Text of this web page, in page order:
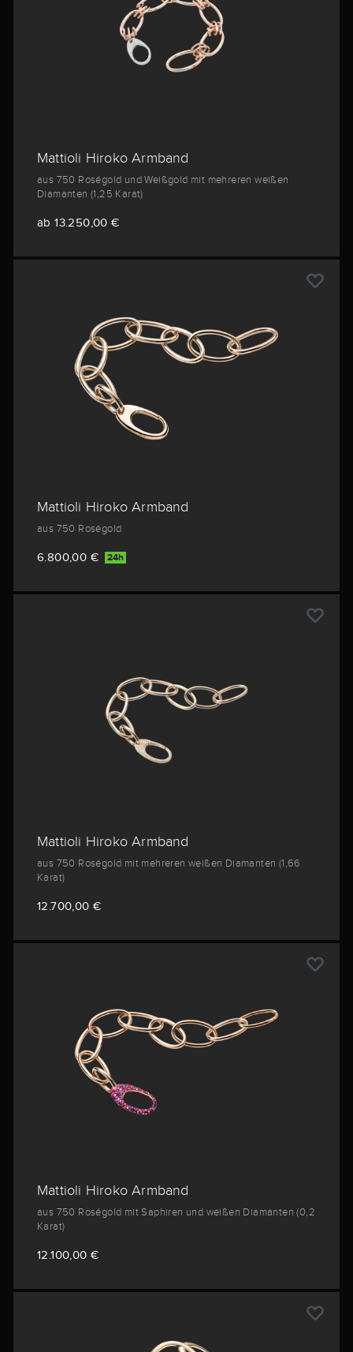
Mattioli Hiroko Armband
aus 750 Roségold und Weißgold mit mehreren weißen
Diamanten (1,25 Karat)
ab 13.250,00 €
Mattioli Hiroko Armband
aus 750 Roségold
6.800,00 € 24h
Mattioli Hiroko Armband
aus 750 Roségold mit mehreren weißen Diamanten (1,66
Karat)
12.700,00 €
Mattioli Hiroko Armband
aus 750 Roségold mit Saphiren und weißen Diamanten (0,2
Karat)
12.100,00 €